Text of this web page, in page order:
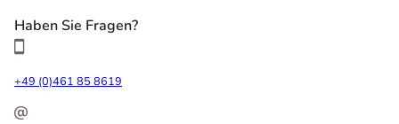
Haben Sie Fragen?
+49 (0)461 85 8619